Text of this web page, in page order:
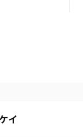
イ